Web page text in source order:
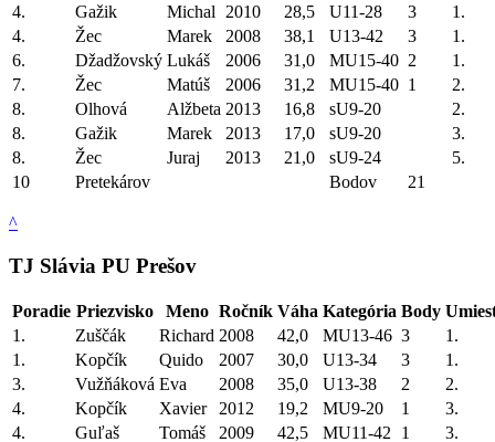
4.
Gažik Michal 2010 28,5 U11-28 3
1.
4.
Žec Marek 2008 38,1 U13-42 3
1.
6.
Džadžovský Lukáš 2006 31,0 MU15-40 2
1.
7.
Žec Matúš 2006 31,2 MU15-40 1
2.
8.
Olhová Alžbeta 2013 16,8 sU9-20
2.
8.
Gažik Marek 2013 17,0 sU9-20
3.
8.
Žec Juraj 2013 21,0 sU9-24
5.
10
Pretekárov Bodov 21
^
TJ Slávia PU Prešov
Poradie Priezvisko Meno Ročník Váha Kategória Body
1.
Zuščák Richard 2008 42,0 MU13-46 3
1.
1.
Kopčík Quido 2007 30,0 U13-34 3
1.
3.
Vužňáková Eva 2008 35,0 U13-38 2
2.
4.
Kopčík Xavier 2012 19,2 MU9-20 1
3.
4.
Guľaš Tomáš 2009 42,5 MU11-42 1
3.